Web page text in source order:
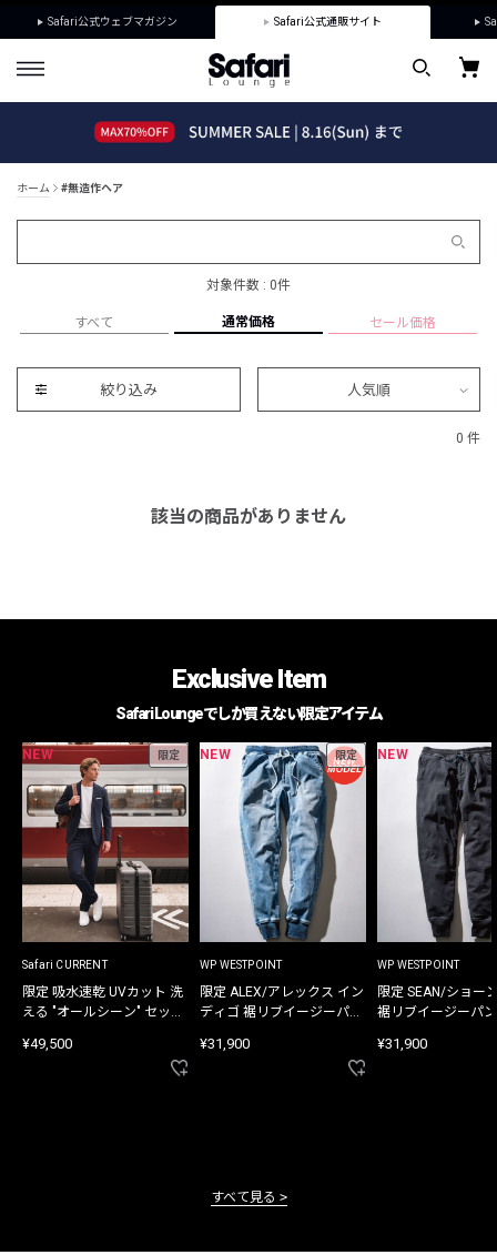
Safari公式ウェブマガジン Safari公式通販サイト
ホーム #無造作ヘア
対象件数 : 0件
すべて 通常価格 セール価格
絞り込み 人気順
0 件
該当の商品がありません
Exclusive Item
Safari Loungeでしか買えない限定アイテム
NEW 限定
Safari CURRENT
限定 吸水速乾 UVカット 洗
える "オールシーン" セット
¥49,500
NEW 限定
WP WESTPOINT
限定 ALEX/アレックス イン
ディゴ 裾リブイージーパン
¥31,900
NEW
WP WESTPOINT
限定 SEAN/ショー
裾リブイージーパ
¥31,900
すべて見る